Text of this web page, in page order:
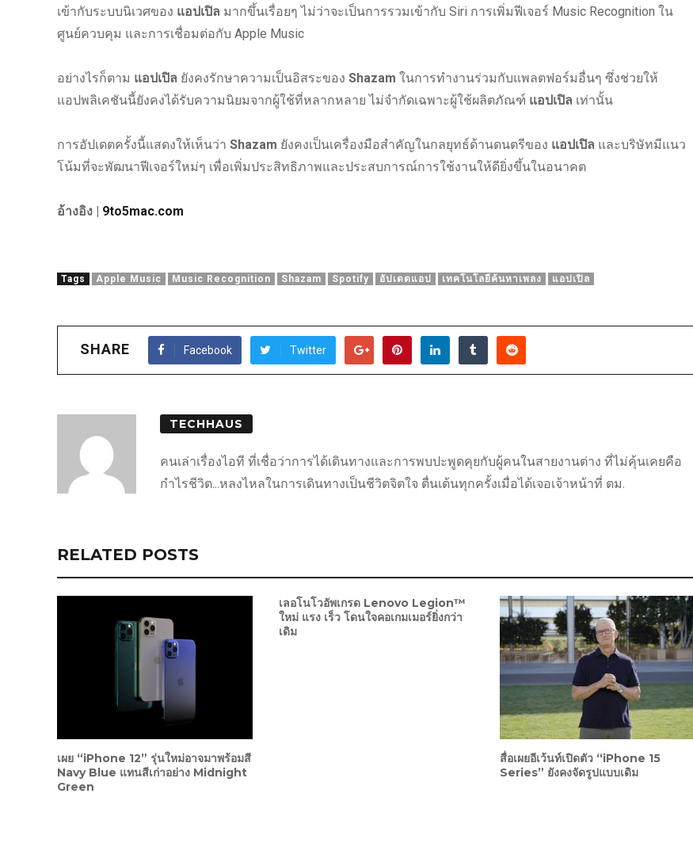
เข้ากับระบบนิเวศของ แอปเปิล มากขึ้นเรื่อยๆ ไม่ว่าจะเป็นการรวมเข้ากับ Siri การเพิ่มฟีเจอร์ Music Recognition ใน
ศูนย์ควบคุม และการเชื่อมต่อกับ Apple Music
อย่างไรก็ตาม แอปเปิล ยังคงรักษาความเป็นอิสระของ Shazam ในการทำงานร่วมกับแพลตฟอร์มอื่นๆ ซึ่งช่วยให้
แอปพลิเคชันนี้ยังคงได้รับความนิยมจากผู้ใช้ที่หลากหลาย ไม่จำกัดเฉพาะผู้ใช้ผลิตภัณฑ์ แอปเปิล เท่านั้น
การอัปเดตครั้งนี้แสดงให้เห็นว่า Shazam ยังคงเป็นเครื่องมือสำคัญในกลยุทธ์ด้านดนตรีของ แอปเปิล และบริษัทมีแนว
โน้มที่จะพัฒนาฟีเจอร์ใหม่ๆ เพื่อเพิ่มประสิทธิภาพและประสบการณ์การใช้งานให้ดียิ่งขึ้นในอนาคต
อ้างอิง | 9to5mac.com
Tags Apple Music Music Recognition Shazam Spotify อัปเดตแอป เทคโนโลยีค้นหาเพลง แอปเปิล
SHARE Facebook Twitter
TECHHAUS
คนเล่าเรื่องไอที ที่เชื่อว่าการได้เดินทางและการพบปะพูดคุยกับผู้คนในสายงานต่าง ที่ไม่คุ้นเคยคือ
กำไรชีวิต...หลงไหลในการเดินทางเป็นชีวิตจิตใจ ตื่นเต้นทุกครั้งเมื่อได้เจอเจ้าหน้าที่ ตม.
RELATED POSTS
เผย “iPhone 12” รุ่นใหม่อาจมาพร้อมสี
Navy Blue แทนสีเก่าอย่าง Midnight
Green
เลอโนโวอัพเกรด Lenovo Legion™
ใหม่ แรง เร็ว โดนใจคอเกมเมอร์ยิ่งกว่า
เดิม
สื่อเผยอีเว้นท์เปิดตัว “iPhone 15
Series” ยังคงจัดรูปแบบเดิม